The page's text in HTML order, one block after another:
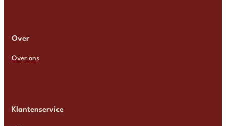
Over
Over ons
Klantenservice